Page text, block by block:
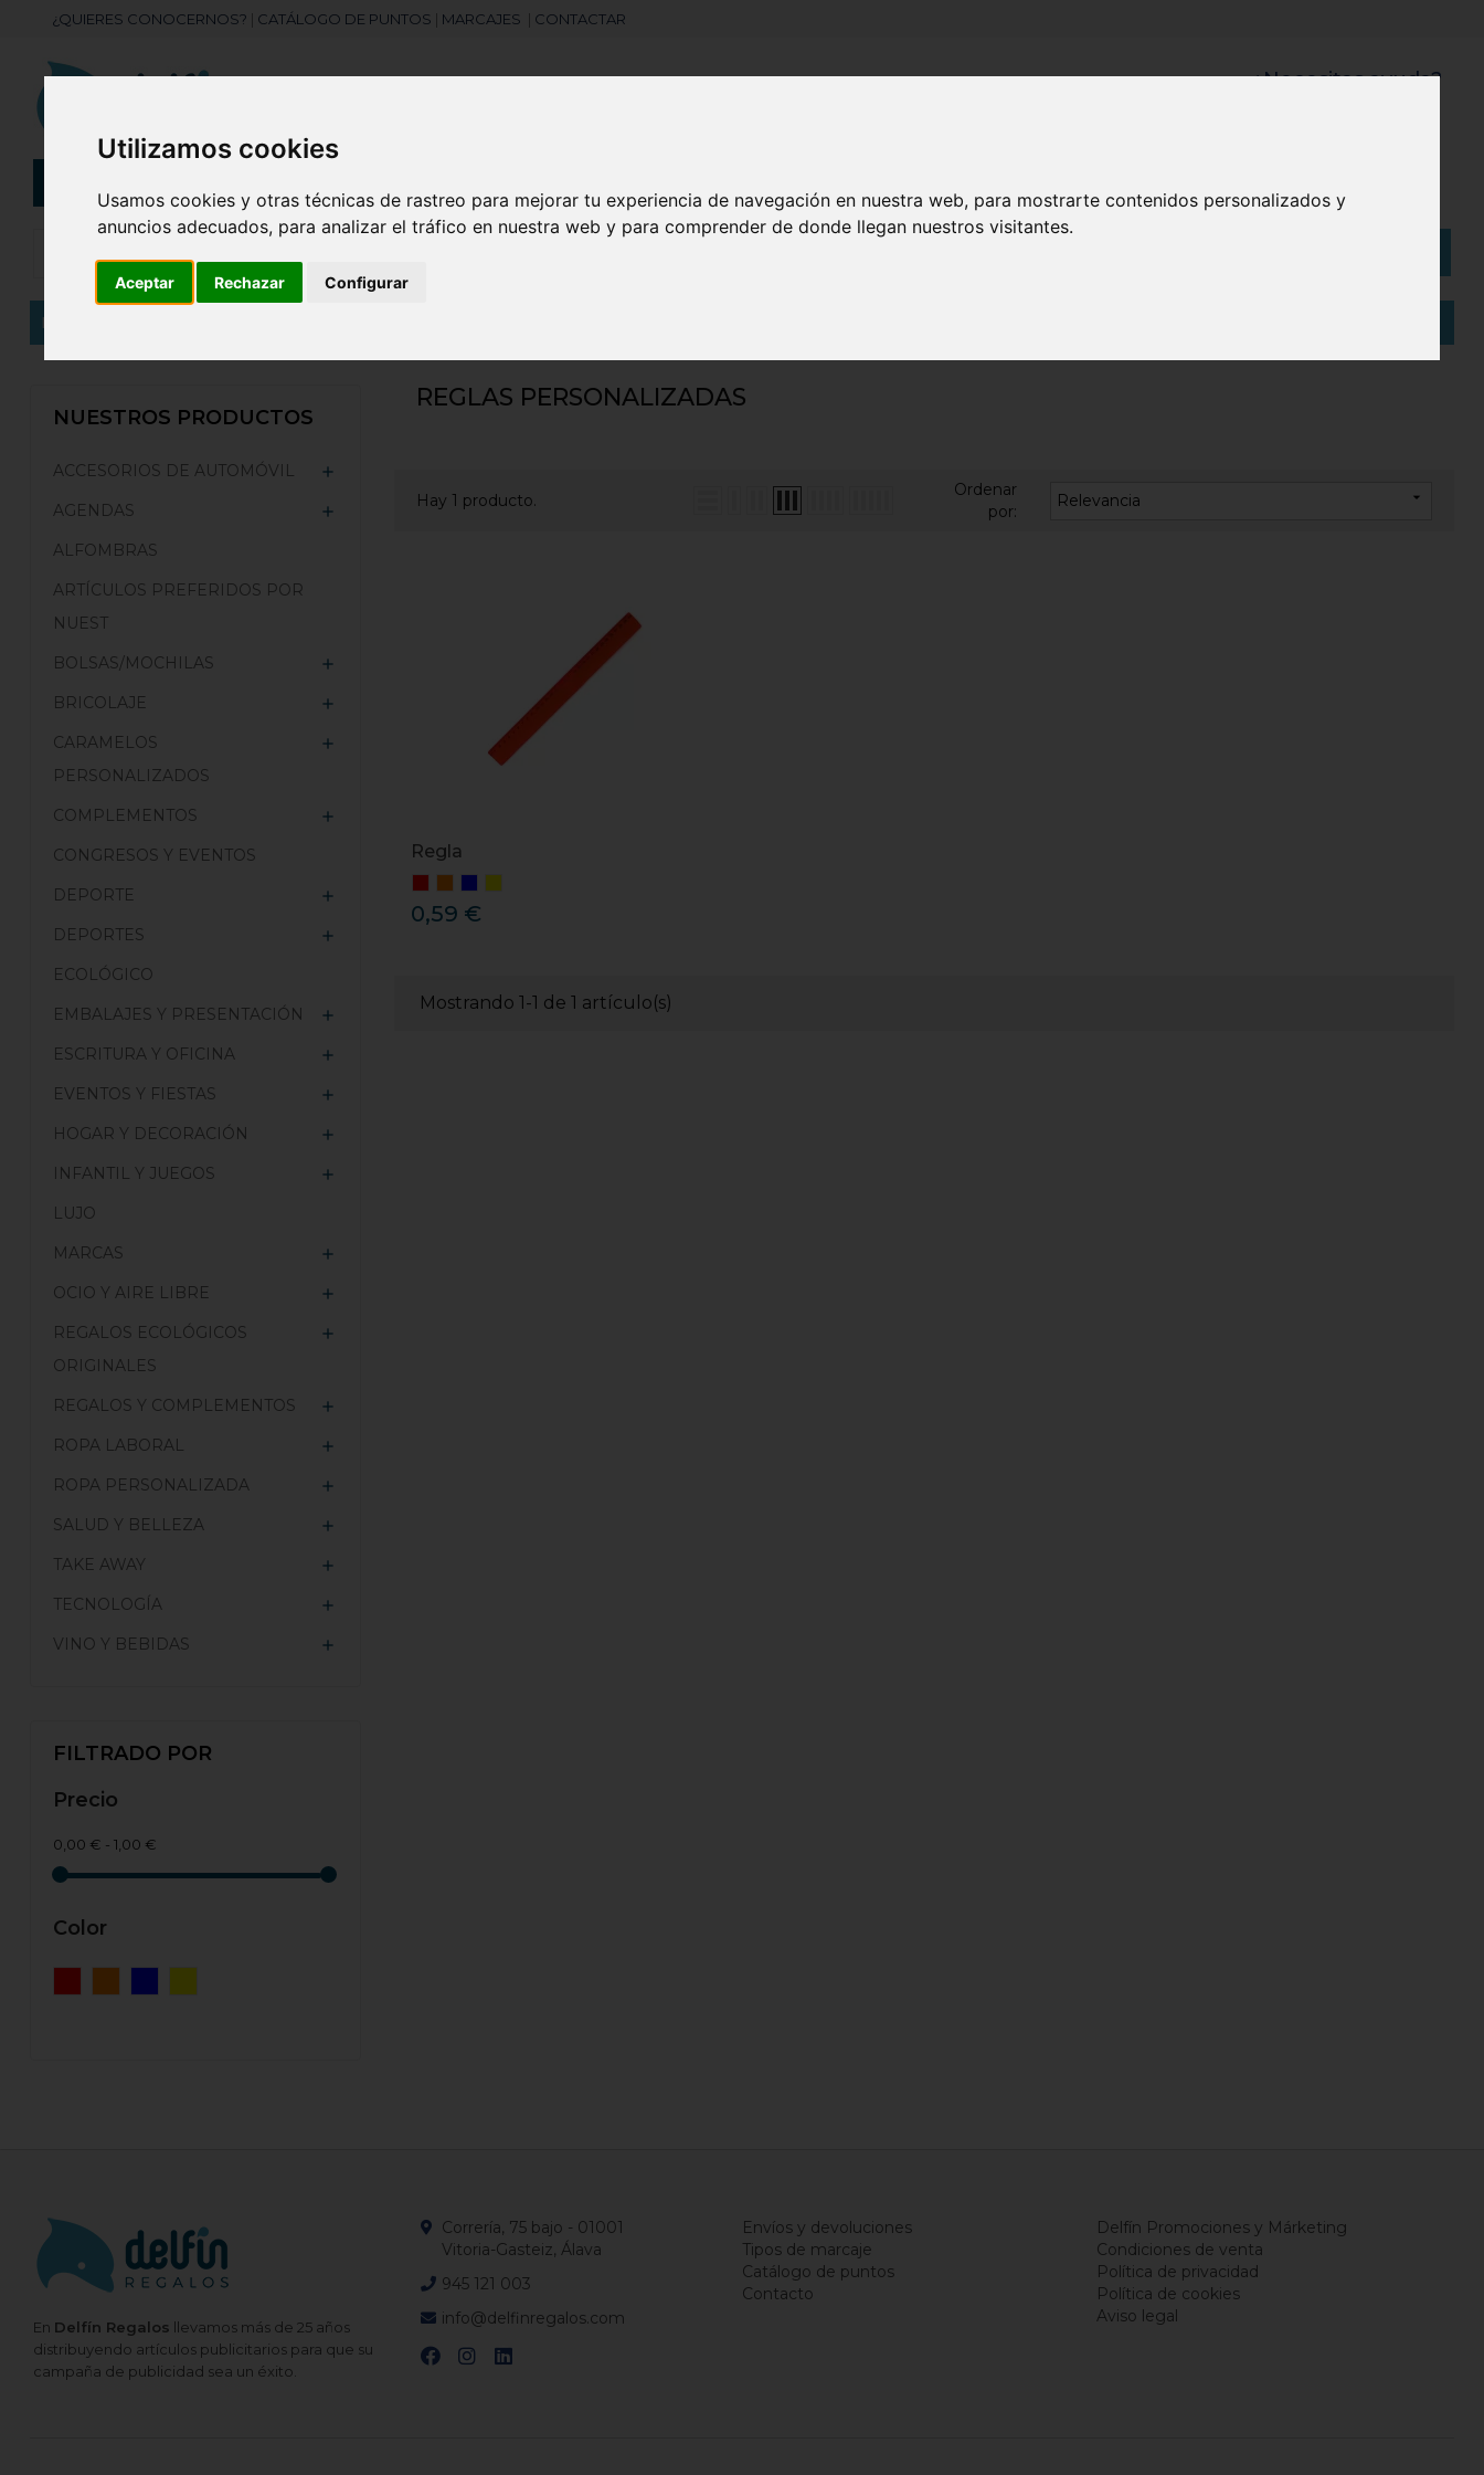
Utilizamos cookies
Usamos cookies y otras técnicas de rastreo para mejorar tu experiencia de navegación en nuestra web, para mostrarte contenidos personalizados y
anuncios adecuados, para analizar el tráfico en nuestra web y para comprender de donde llegan nuestros visitantes.
Aceptar Rechazar Configurar
¿QUIERES CONOCERNOS? CATÁLOGO DE PUNTOS MARCAJES CONTACTAR
¿Necesitas ayuda?
Inicio
NUESTROS PRODUCTOS
ACCESORIOS DE AUTOMÓVIL 
AGENDAS 
ALFOMBRAS
ARTÍCULOS PREFERIDOS POR
NUEST
BOLSAS/MOCHILAS

BRICOLAJE 
CARAMELOS
PERSONALIZADOS

COMPLEMENTOS 
CONGRESOS Y EVENTOS
DEPORTE

DEPORTES 
ECOLÓGICO
EMBALAJES Y PRESENTACIÓN

ESCRITURA Y OFICINA 
EVENTOS Y FIESTAS 
HOGAR Y DECORACIÓN 
INFANTIL Y JUEGOS 
LUJO
MARCAS

OCIO Y AIRE LIBRE 
REGALOS ECOLÓGICOS
ORIGINALES

REGALOS Y COMPLEMENTOS 
ROPA LABORAL 
ROPA PERSONALIZADA 
SALUD Y BELLEZA 
TAKE AWAY 
TECNOLOGÍA 
VINO Y BEBIDAS 
FILTRADO POR
Precio
0,00 € - 1,00 €
Color
REGLAS PERSONALIZADAS
Hay 1 producto.
Ordenar
por:
Relevancia 
Regla
0,59 €
Mostrando 1-1 de 1 artículo(s)
En Delfín Regalos llevamos más de 25 años
distribuyendo artículos publicitarios para que su
campaña de publicidad sea un éxito.
Correría, 75 bajo - 01001
Vitoria-Gasteiz, Álava
945 121 003
info@delfinregalos.com
Envíos y devoluciones
Tipos de marcaje
Catálogo de puntos
Contacto
Delfín Promociones y Márketing
Condiciones de venta
Política de privacidad
Política de cookies
Aviso legal